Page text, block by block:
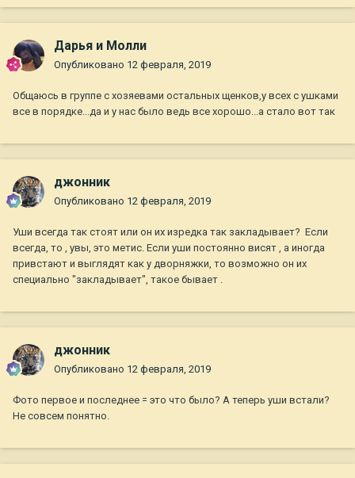
Дарья и Молли
Опубликовано 12 февраля, 2019
Общаюсь в группе с хозяевами остальных щенков,у всех с ушками
все в порядке...да и у нас было ведь все хорошо...а стало вот так
джонник
Опубликовано 12 февраля, 2019
Уши всегда так стоят или он их изредка так закладывает? Если
всегда, то , увы, это метис. Если уши постоянно висят , а иногда
привстают и выглядят как у дворняжки, то возможно он их
специально "закладывает", такое бывает .
джонник
Опубликовано 12 февраля, 2019
Фото первое и последнее = это что было? А теперь уши встали?
Не совсем понятно.